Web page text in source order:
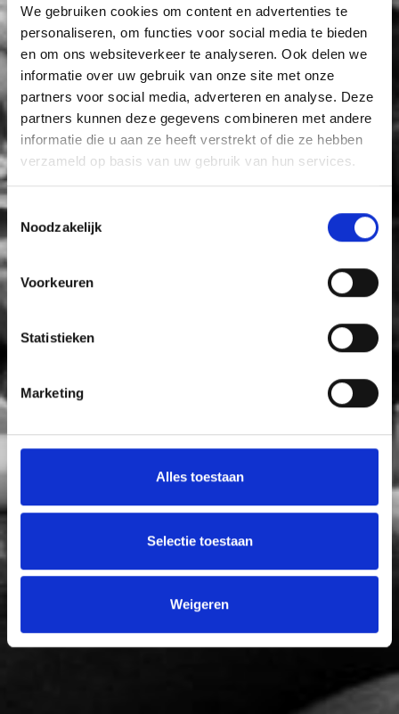
We gebruiken cookies om content en advertenties te
personaliseren, om functies voor social media te bieden
en om ons websiteverkeer te analyseren. Ook delen we
informatie over uw gebruik van onze site met onze
partners voor social media, adverteren en analyse. Deze
partners kunnen deze gegevens combineren met andere
informatie die u aan ze heeft verstrekt of die ze hebben
verzameld op basis van uw gebruik van hun services.
Toestemmingsselectie
Noodzakelijk
Voorkeuren
Statistieken
Marketing
Alles toestaan
Selectie toestaan
Weigeren